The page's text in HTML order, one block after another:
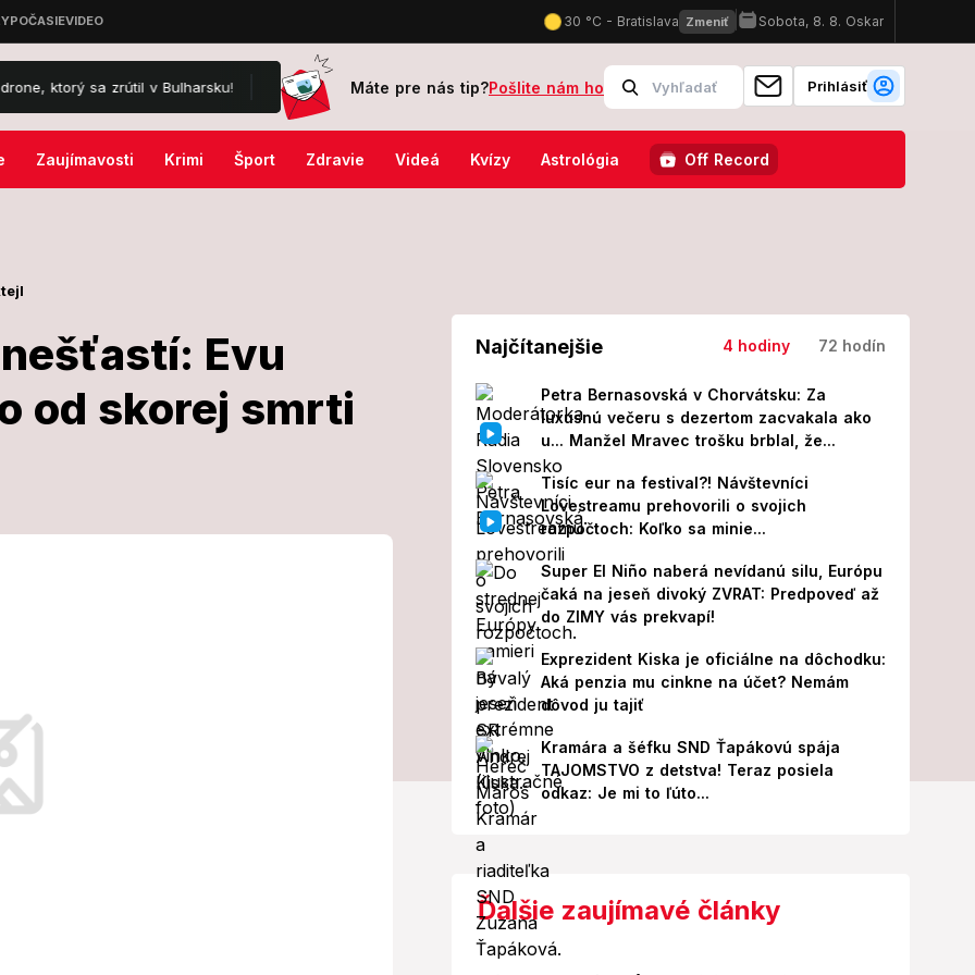
zrútil v Bulharsku! Influencerka († 43) zverejnila mrazivé priznanie o manželovi († 48): O pár dní boli obaja mŕtvi! Požiar vo
Máte pre nás tip?Pošlite nám ho Prihlásiť
Zaujímavosti Krimi Šport Zdravie Videá Kvízy Astrológia Off Record
Evu
od skorej smrti
v nešťastí:
80) delilo od
Najčítanejšie 4 hodiny 72 hodín
Petra Bernasovská v Chorvátsku: Za
luxusnú večeru s dezertom zacvakala ako
u... Manžel Mravec trošku brblal, že...
Tisíc eur na festival?! Návštevníci
Lovestreamu prehovorili o svojich
rozpočtoch: Koľko sa minie...
Super El Niño naberá nevídanú silu, Európu
čaká na jeseň divoký ZVRAT: Predpoveď až
do ZIMY vás prekvapí!
Exprezident Kiska je oficiálne na dôchodku:
Aká penzia mu cinkne na účet? Nemám
dôvod ju tajiť
Kramára a šéfku SND Ťapákovú spája
TAJOMSTVO z detstva! Teraz posiela
odkaz: Je mi to ľúto...
Ďalšie zaujímavé články
Foto